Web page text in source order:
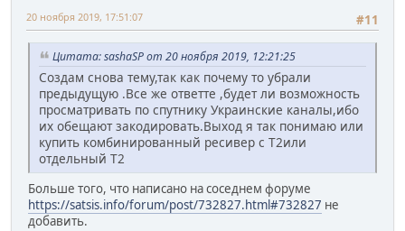
#11
20 ноября 2019, 17:51:07
Цитата: sashaSP от 20 ноября 2019, 12:21:25
Создам снова тему,так как почему то убрали
предыдущую .Все же ответте ,будет ли возможность
просматривать по спутнику Украинские каналы,ибо
их обещают закодировать.Выход я так понимаю или
купить комбинированный ресивер с Т2или
отдельный Т2
Больше того, что написано на соседнем форуме
https://satsis.info/forum/post/732827.html#732827 не
добавить.